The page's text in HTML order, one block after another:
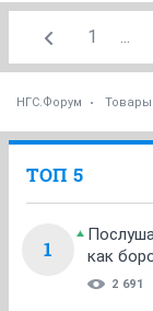
1 ...
НГС.Форум Товары
ТОП 5
1
как
2 691